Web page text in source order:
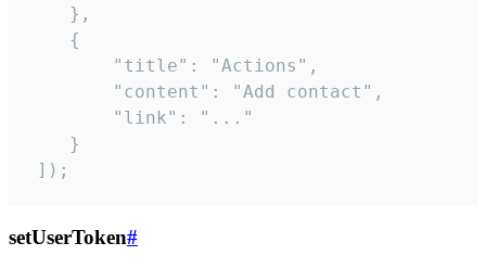
    },
    {
        "title": "Actions",
        "content": "Add contact",
        "link": "..."
    }
]);
setUserToken#